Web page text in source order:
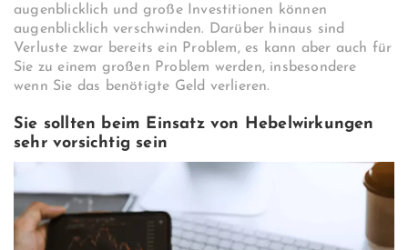
augenblicklich und große Investitionen können
augenblicklich verschwinden. Darüber hinaus sind
Verluste zwar bereits ein Problem, es kann aber auch für
Sie zu einem großen Problem werden, insbesondere
wenn Sie das benötigte Geld verlieren.
Sie sollten beim Einsatz von Hebelwirkungen
sehr vorsichtig sein